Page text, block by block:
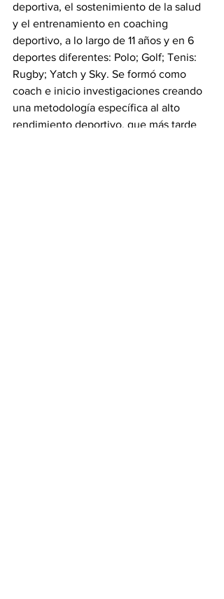
deportiva, el sostenimiento de la salud
y el entrenamiento en coaching
deportivo, a lo largo de 11 años y en 6
deportes diferentes: Polo; Golf; Tenis:
Rugby; Yatch y Sky. Se formó como
coach e inicio investigaciones creando
una metodología específica al alto
rendimiento deportivo, que más tarde